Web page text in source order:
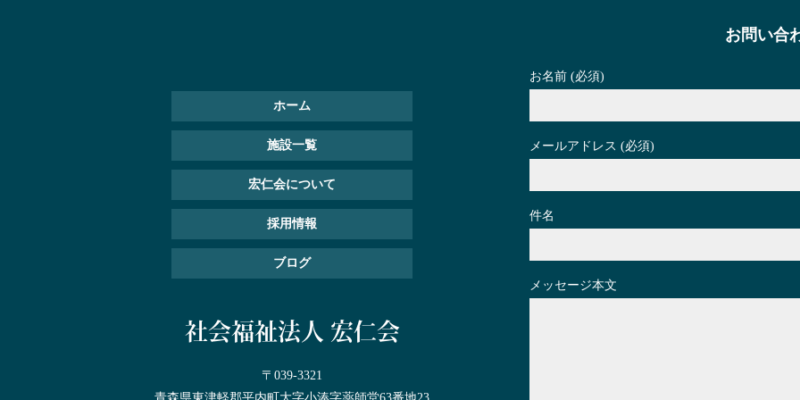
お問い合
お名前 (必須)
メールアドレス (必須)
件名
メッセージ本文
ホーム
施設一覧
宏仁会について
採用情報
ブログ
社会福祉法人 宏仁会
〒039-3321